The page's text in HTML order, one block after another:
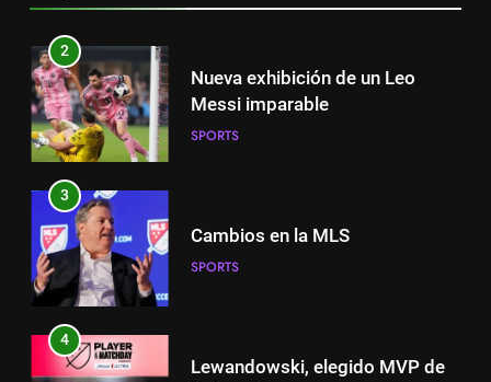
2
Nueva exhibición de un Leo
Messi imparable
SPORTS
3
Cambios en la MLS
SPORTS
4
Lewandowski, elegido MVP de